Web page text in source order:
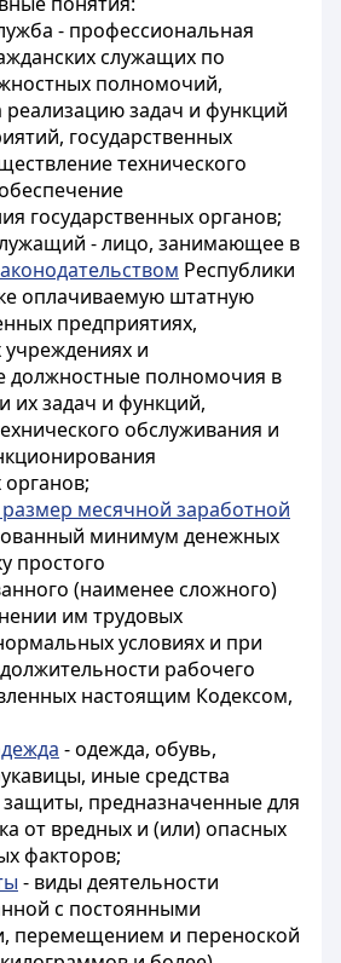
- профессиональная
служащих по
полномочий,
реализацию задач и функций
государственных
технического
государственных органов;
- лицо, занимающее в
Республики
оплачиваемую штатную
предприятиях,
учреждениях и
должностные полномочия в
их задач и функций,
обслуживания и
органов;
месячной заработной
минимум денежных
простого
(наименее сложного)
им трудовых
условиях и при
рабочего
настоящим Кодексом,
- одежда, обувь,
иные средства
предназначенные для
от вредных и (или) опасных
факторов;
- виды деятельности
с постоянными
перемещением и переноской